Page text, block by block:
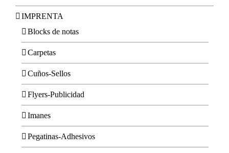
IMPRENTA
Blocks de notas
Carpetas
Cuños-Sellos
Flyers-Publicidad
Imanes
Pegatinas-Adhesivos